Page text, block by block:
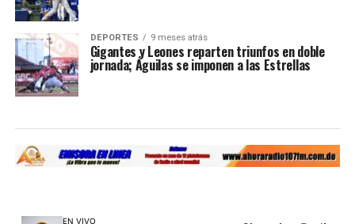
DEPORTES 9 meses atrás
Gigantes y Leones reparten triunfos en doble
jornada; Águilas se imponen a las Estrellas